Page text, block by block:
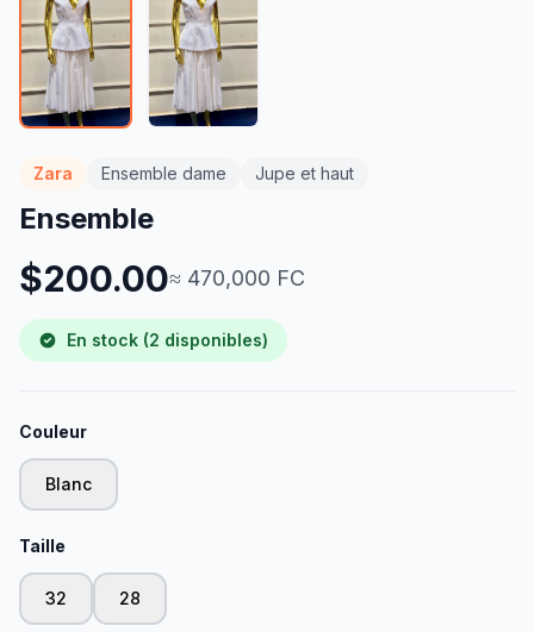
Zara Ensemble dame Jupe et haut
Ensemble
$200.00≈ 470,000 FC
En stock (2 disponibles)
Couleur
Blanc
Taille
32 28